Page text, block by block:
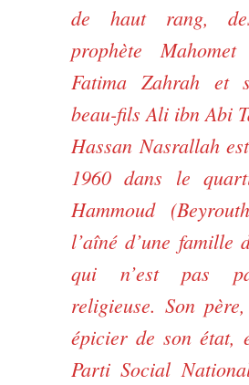
de haut rang,
prophète
Fatima Zahrah et
beau-fils Ali ibn Abi
Hassan Nasrallah
1960 dans le
Hammoud
l’aîné d’une famille
qui n’est pas
religieuse. Son
épicier de son état,
Parti Social